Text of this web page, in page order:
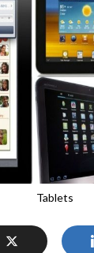
Tablets